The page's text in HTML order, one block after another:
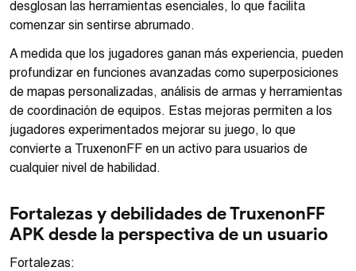
desglosan las herramientas esenciales, lo que facilita
comenzar sin sentirse abrumado.
A medida que los jugadores ganan más experiencia, pueden
profundizar en funciones avanzadas como superposiciones
de mapas personalizadas, análisis de armas y herramientas
de coordinación de equipos. Estas mejoras permiten a los
jugadores experimentados mejorar su juego, lo que
convierte a TruxenonFF en un activo para usuarios de
cualquier nivel de habilidad.
Fortalezas y debilidades de TruxenonFF
APK desde la perspectiva de un usuario
Fortalezas: